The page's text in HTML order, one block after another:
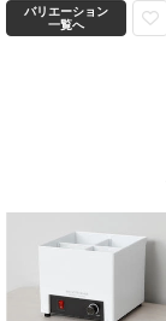
バリエーション
一覧へ